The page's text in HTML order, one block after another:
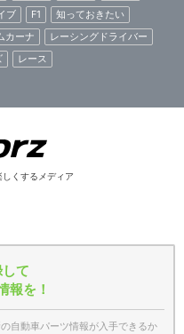
ブ F1
知っておきたい
カーナ
レーシングドライバー
レース
くするメディア
て
報を！
自動車パーツ情報が入手できるか